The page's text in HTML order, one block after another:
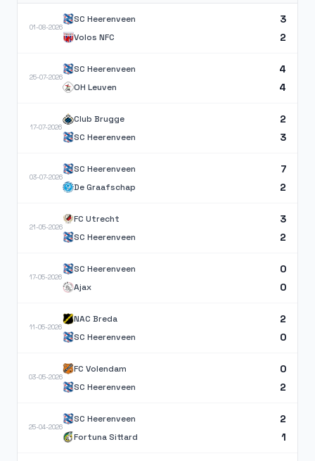
01-08-2026
SC Heerenveen 3
Volos NFC 2
25-07-2026
SC Heerenveen 4
OH Leuven 4
17-07-2026
Club Brugge 2
SC Heerenveen 3
03-07-2026
SC Heerenveen 7
De Graafschap 2
21-05-2026
FC Utrecht 3
SC Heerenveen 2
17-05-2026
SC Heerenveen 0
Ajax 0
11-05-2026
NAC Breda 2
SC Heerenveen 0
03-05-2026
FC Volendam 0
SC Heerenveen 2
25-04-2026
SC Heerenveen 2
Fortuna Sittard 1